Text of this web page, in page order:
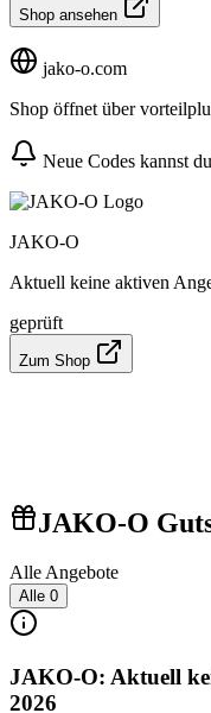
Shop ansehen
jako-o.com
Shop öffnet über
Neue Codes kannst
JAKO-O
Aktuell keine aktiven
geprüft
Zum Shop
JAKO-O
Alle Angebote
Alle 0
JAKO-O: Aktuell
2026